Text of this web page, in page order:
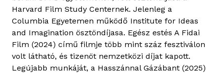
Harvard Film Study Centernek. Jelenleg a
Columbia Egyetemen működő Institute for Ideas
and Imagination ösztöndíjasa. Egész estés A Fidai
Film (2024) című filmje több mint száz fesztiválon
volt látható, és tizenöt nemzetközi díjat kapott.
Legújabb munkáját, a Hasszánnal Gázábant (2025)